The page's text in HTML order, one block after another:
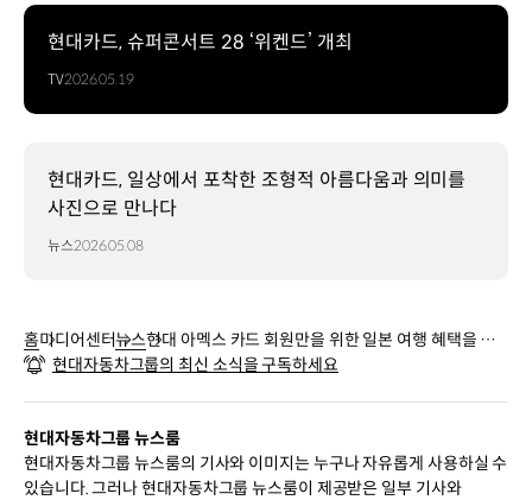
현대카드, 슈퍼콘서트 28 ‘위켄드’ 개최
TV2026.05.19
현대카드, 일상에서 포착한 조형적 아름다움과 의미를
사진으로 만나다
뉴스2026.05.08
홈미디어센터뉴스현대 아멕스 카드 회원만을 위한 일본 여행 혜택을 경
험해보세요
현대자동차그룹의 최신 소식을 구독하세요
현대자동차그룹 뉴스룸
현대자동차그룹 뉴스룸의 기사와 이미지는 누구나 자유롭게 사용하실 수
있습니다. 그러나 현대자동차그룹 뉴스룸이 제공받은 일부 기사와